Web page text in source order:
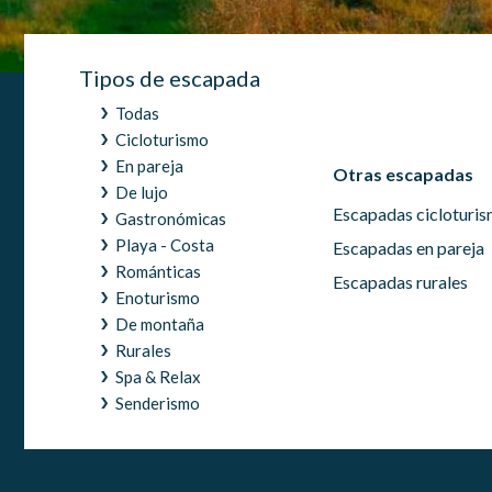
Tipos de escapada
Todas
Cicloturismo
En pareja
De lujo
Gastronómicas
Playa - Costa
Románticas
Enoturismo
De montaña
Rurales
Spa & Relax
Senderismo
Otras escapadas
Escapadas
Escapadas en pareja
Escapadas rurales
Este
sitio
los
que
del